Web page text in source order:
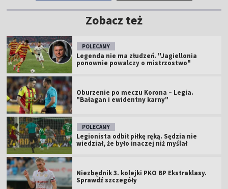
Zobacz też
POLECAMY
Legenda nie ma złudzeń. "Jagiellonia
ponownie powalczy o mistrzostwo"
Oburzenie po meczu Korona – Legia.
"Bałagan i ewidentny karny"
POLECAMY
Legionista odbił piłkę ręką. Sędzia nie
wiedział, że było inaczej niż myślał
Niezbędnik 3. kolejki PKO BP Ekstraklasy.
Sprawdź szczegóły